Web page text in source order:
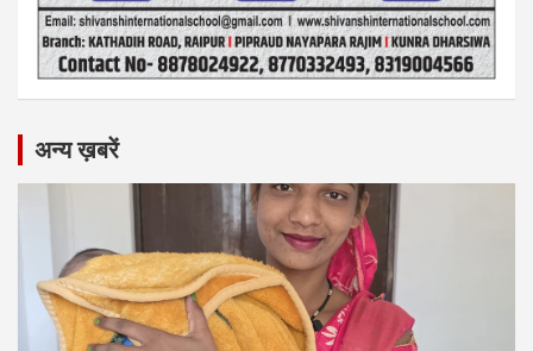
अन्य ख़बरें